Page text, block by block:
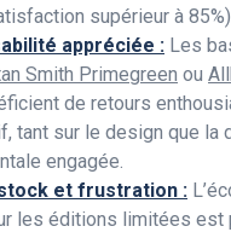
supérieur à 85%).
appréciée : Les
Smith Primegreen ou
de retours
tant sur le design que la
engagée.
et frustration :
les éditions limitées est